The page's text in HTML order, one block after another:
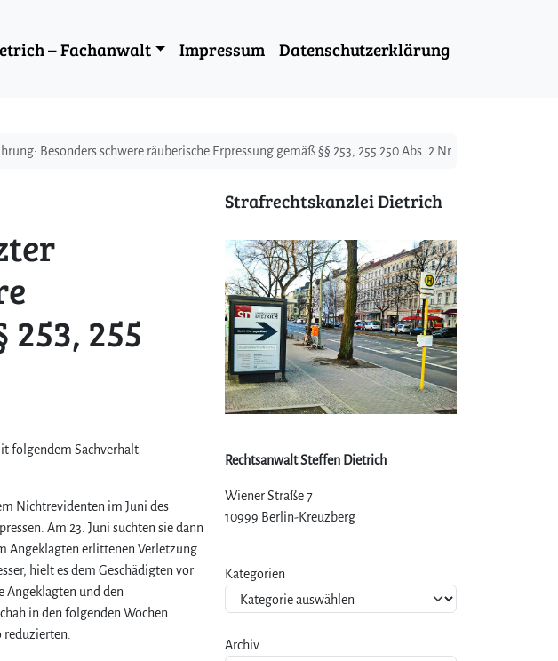
– Fachanwalt Impressum Datenschutzerklärung
Besonders schwere räuberische Erpressung gemäß §§ 253, 255 250 Abs. 2 Nr. 1 StGB
255
folgendem Sachverhalt
Nichtrevidenten im Juni des
Am 23. Juni suchten sie dann
Angeklagten erlittenen Verletzung
hielt es dem Geschädigten vor
Angeklagten und den
in den folgenden Wochen
Strafrechtskanzlei Dietrich
Rechtsanwalt Steffen Dietrich
Wiener Straße 7
10999 Berlin-Kreuzberg
Kategorien
Archiv